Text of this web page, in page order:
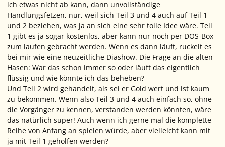
ich etwas nicht ab kann, dann unvollständige
Handlungsfetzen, nur, weil sich Teil 3 und 4 auch auf Teil 1
und 2 beziehen, was ja an sich eine sehr tolle Idee wäre. Teil
1 gibt es ja sogar kostenlos, aber kann nur noch per DOS-Box
zum laufen gebracht werden. Wenn es dann läuft, ruckelt es
bei mir wie eine neuzeitliche Diashow. Die Frage an die alten
Hasen: War das schon immer so oder läuft das eigentlich
flüssig und wie könnte ich das beheben?
Und Teil 2 wird gehandelt, als sei er Gold wert und ist kaum
zu bekommen. Wenn also Teil 3 und 4 auch einfach so, ohne
die Vorgänger zu kennen, verstanden werden könnten, wäre
das natürlich super! Auch wenn ich gerne mal die komplette
Reihe von Anfang an spielen würde, aber vielleicht kann mit
ja mit Teil 1 geholfen werden?